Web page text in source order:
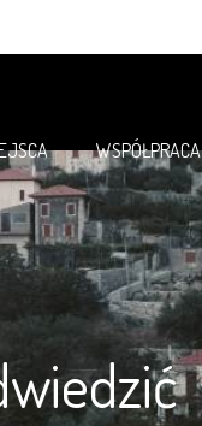
WSPÓŁPRACA